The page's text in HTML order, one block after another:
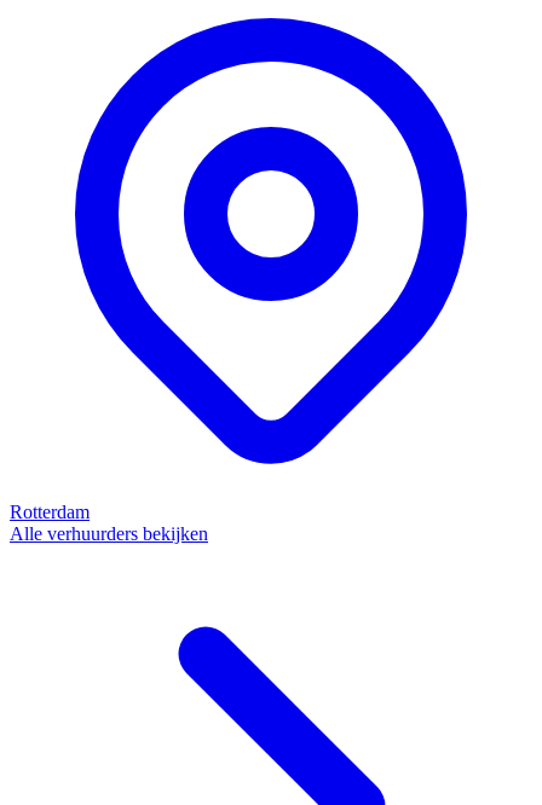
Rotterdam
Alle verhuurders bekijken